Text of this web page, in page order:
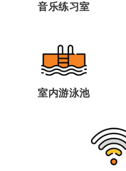
音乐练习室
室内游泳池